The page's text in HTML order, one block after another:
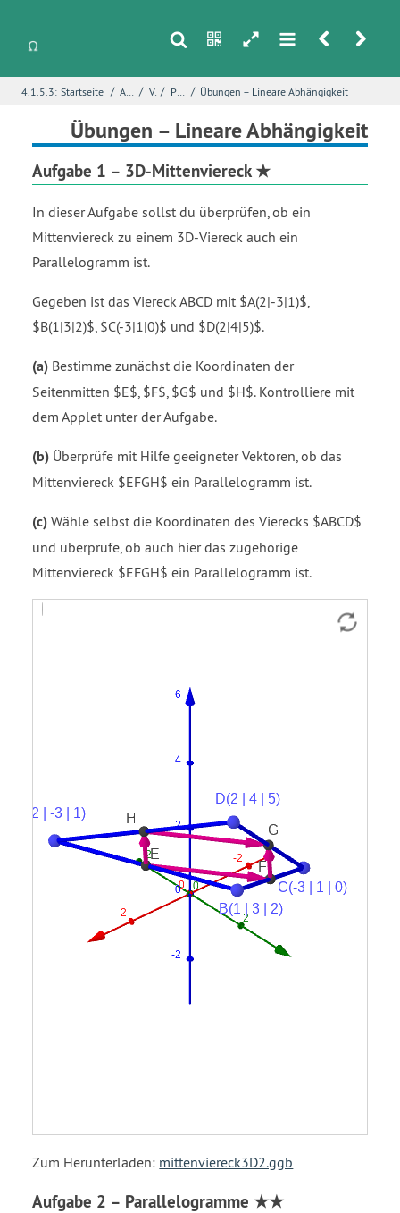
s n h m r u
4.1.5.3: Startseite / Analytische Geometrie / Vektoren/ Parallelität bei Vektoren / Übungen – Lineare Abhängigkeit
Übungen – Lineare Abhängigkeit
Aufgabe 1 – 3D-Mittenviereck ★
In dieser Aufgabe sollst du überprüfen, ob ein
Mittenviereck zu einem 3D-Viereck auch ein
Parallelogramm ist.
Gegeben ist das Viereck ABCD mit $A(2|-3|1)$,
$B(1|3|2)$, $C(-3|1|0)$ und $D(2|4|5)$.
(a) Bestimme zunächst die Koordinaten der
Seitenmitten $E$, $F$, $G$ und $H$. Kontrolliere mit
dem Applet unter der Aufgabe.
(b) Überprüfe mit Hilfe geeigneter Vektoren, ob das
Mittenviereck $EFGH$ ein Parallelogramm ist.
(c) Wähle selbst die Koordinaten des Vierecks $ABCD$
und überprüfe, ob auch hier das zugehörige
Mittenviereck $EFGH$ ein Parallelogramm ist.
Vektor
Strecke
Strecke
Strecke
Strecke
Vektor
Vektor
Vektor
Zum Herunterladen: mittenviereck3D2.ggb
Aufgabe 2 – Parallelogramme ★★
Name*
Seite*
Fehlerbeschreibung